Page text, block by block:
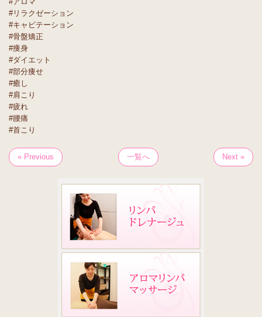
#リラクゼーション
#キャビテーション
#骨盤矯正
#痩身
#ダイエット
#部分痩せ
#癒し
#肩こり
#疲れ
#腰痛
#首こり
« Previous 一覧へ Next »